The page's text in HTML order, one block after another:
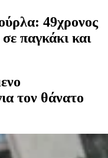
49χρονος
παγκάκι και
τον θάνατο